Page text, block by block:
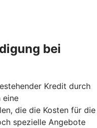
bei
Kredit durch
eine
die die Kosten für die
spezielle Angebote